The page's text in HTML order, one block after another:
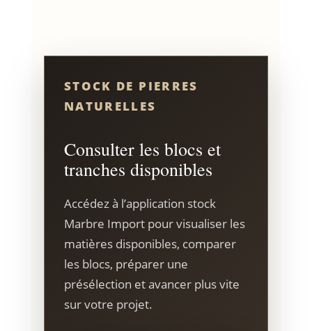
STOCK DE PIERRES
NATURELLES
Consulter les blocs et
tranches disponibles
Accédez à l’application stock
Marbre Import pour visualiser les
matières disponibles, comparer
les blocs, préparer une
présélection et avancer plus vite
sur votre projet.